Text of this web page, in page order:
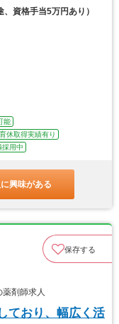
資格手当5万円あり）
能
休取得実績有り
採用中
興味がある
保存する
剤師求人
ており、幅広く活